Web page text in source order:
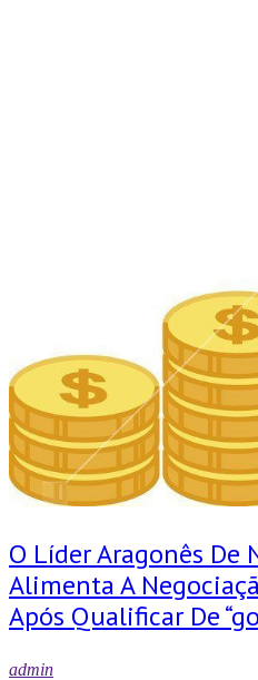
O Líder Aragonês De
Alimenta A
Após Qualificar De
admin